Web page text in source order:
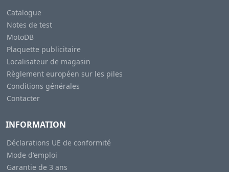
Catalogue
Notes de test
MotoDB
Plaquette publicitaire
Localisateur de magasin
Règlement européen sur les piles
Conditions générales
Contacter
INFORMATION
Déclarations UE de conformité
Mode d'emploi
Garantie de 3 ans